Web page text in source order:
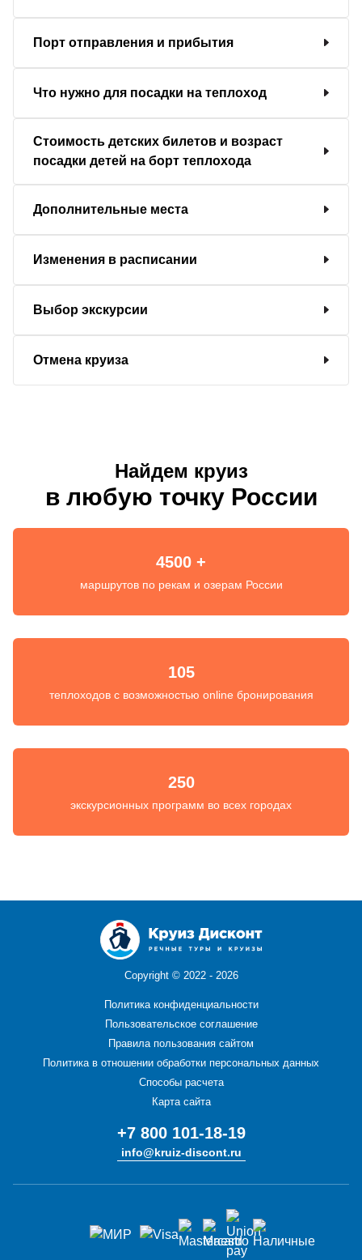
Порт отправления и прибытия
Что нужно для посадки на теплоход
Стоимость детских билетов и возраст
посадки детей на борт теплохода
Дополнительные места
Изменения в расписании
Выбор экскурсии
Отмена круиза
Найдем круиз
в любую точку России
4500 +
маршрутов по рекам и озерам России
105
теплоходов с возможностью online бронирования
250
экскурсионных программ во всех городах
Copyright © 2022 - 2026
Политика конфиденциальности
Пользовательское соглашение
Правила пользования сайтом
Политика в отношении обработки персональных данных
Способы расчета
Карта сайта
+7 800 101-18-19
info@kruiz-discont.ru